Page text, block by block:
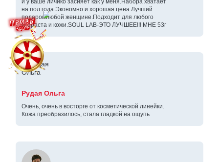
и у ваше личико засияет как у меня.Набора хватает
на пол года.Экономно и хорошая цена.Лучший
подарок любой женщине.Подходит для любого
возраста и кожи.SOUL LAB-ЭТО ЛУЧШЕЕ!!! МНЕ 53г
Рудая Ольга
Очень, очень в восторге от косметической линейки.
Кожа преобразилось, стала гладкой на ощупь